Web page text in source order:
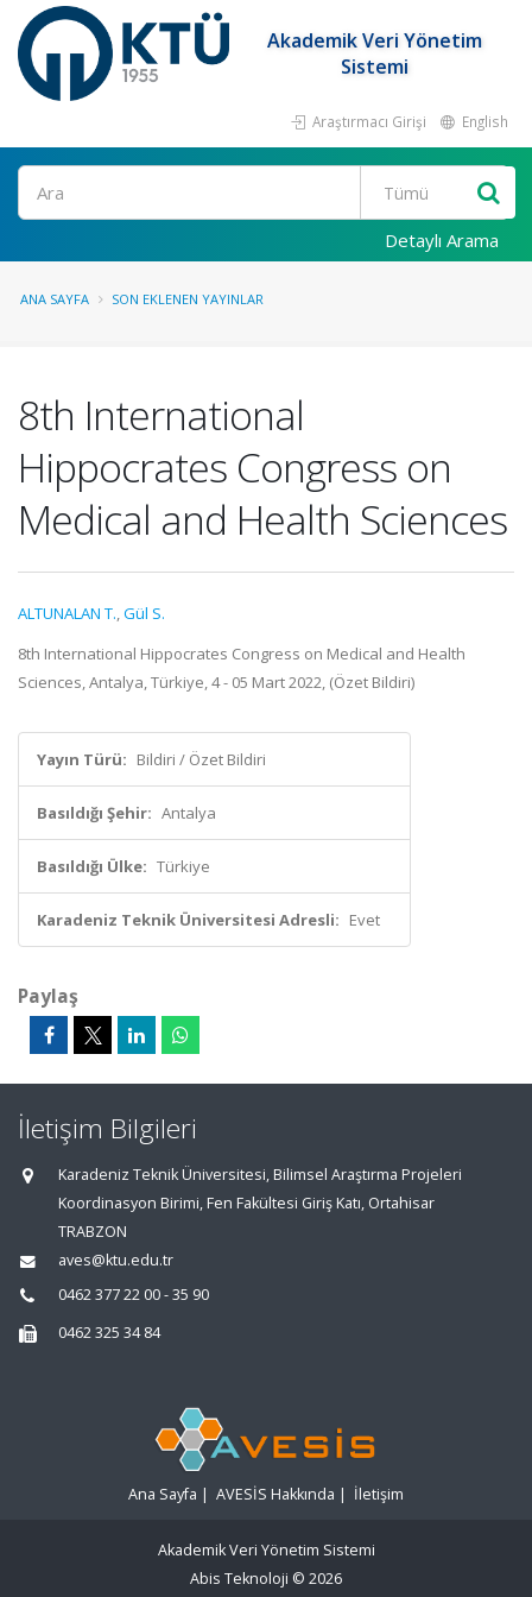
Akademik Veri Yönetim
Sistemi
Araştırmacı Girişi English
Ara
Detaylı Arama
ANA SAYFA SON EKLENEN YAYINLAR
8th International
Hippocrates Congress on
Medical and Health Sciences
ALTUNALAN T.,Gül S.
8th International Hippocrates Congress on Medical and Health
Sciences, Antalya, Türkiye, 4 - 05 Mart 2022, (Özet Bildiri)
Yayın Türü: Bildiri / Özet Bildiri
Basıldığı Şehir: Antalya
Basıldığı Ülke: Türkiye
Karadeniz Teknik Üniversitesi Adresli: Evet
Paylaş
İletişim Bilgileri
Karadeniz Teknik Üniversitesi, Bilimsel Araştırma Projeleri
Koordinasyon Birimi, Fen Fakültesi Giriş Katı, Ortahisar
TRABZON
aves@ktu.edu.tr
0462 377 22 00 - 35 90
0462 325 34 84
Ana Sayfa | AVESİS Hakkında | İletişim
Akademik Veri Yönetim Sistemi
Abis Teknoloji © 2026